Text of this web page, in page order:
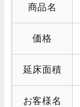
商品名
価格
延床面積
お客様名